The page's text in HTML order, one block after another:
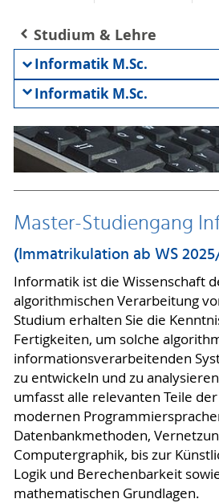
Studium & Lehre
Informatik M.Sc.
Informatik M.Sc.
Master-Studiengang
(Immatrikulation ab WS
Informatik ist die Wissenschaft
algorithmischen Verarbeitung
Studium erhalten Sie die
Fertigkeiten, um solche
informationsverarbeitenden
zu entwickeln und zu
umfasst alle relevanten Teile
modernen
Datenbankmethoden,
Computergraphik, bis zur
Logik und Berechenbarkeit
mathematischen Grundlagen.